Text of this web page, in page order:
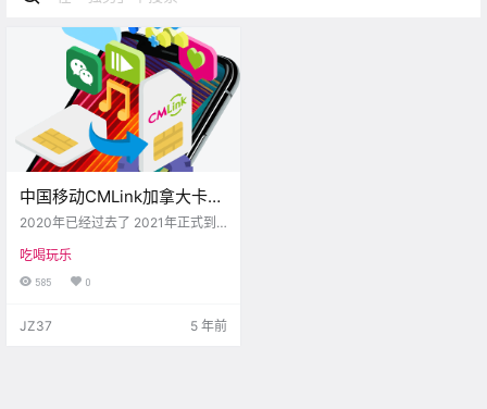
中国移动CMLink加拿大卡强
势来袭！好礼等你来领！！
2020年已经过去了 2021年正式到
家千万不要松懈 在有条不紊复工复
产的同时 还是要注意做好防护措施
让你在.
吃喝玩乐
585 0
JZ37 5 年前